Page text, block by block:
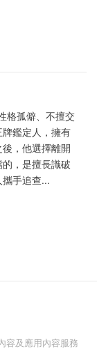
格孤僻、不擅交
鑑定人，擁有
，他選擇離開
，是擅長識破
手追查...
容及應用內容服務